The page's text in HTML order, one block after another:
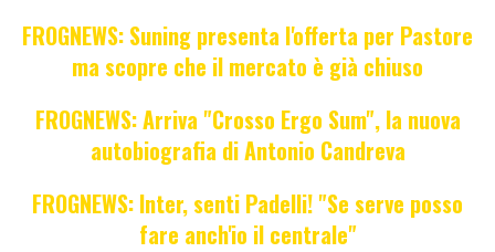
FROGNEWS: Suning presenta l'offerta per Pastore
ma scopre che il mercato è già chiuso
FROGNEWS: Arriva "Crosso Ergo Sum", la nuova
autobiografia di Antonio Candreva
FROGNEWS: Inter, senti Padelli! "Se serve posso
fare anch'io il centrale"